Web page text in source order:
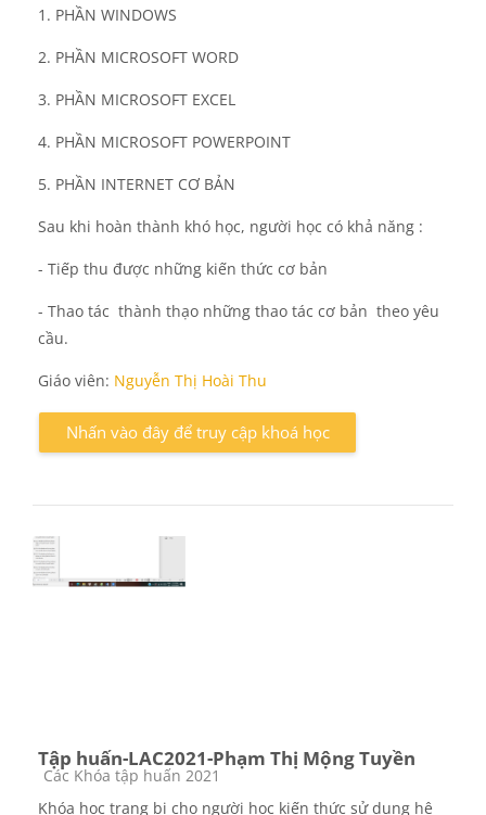
1. PHẦN WINDOWS
2. PHẦN MICROSOFT WORD
3. PHẦN MICROSOFT EXCEL
4. PHẦN MICROSOFT POWERPOINT
5. PHẦN INTERNET CƠ BẢN
Sau khi hoàn thành khó học, người học có khả năng :
- Tiếp thu được những kiến thức cơ bản
- Thao tác thành thạo những thao tác cơ bản theo yêu
cầu.
Giáo viên: Nguyễn Thị Hoài Thu
Nhấn vào đây để truy cập khoá học
Tập huấn-LAC2021-Phạm Thị Mộng Tuyền
Các loại khóa học
Các Khóa tập huấn 2021
Khóa học trang bị cho người học kiến thức sử dụng hệ